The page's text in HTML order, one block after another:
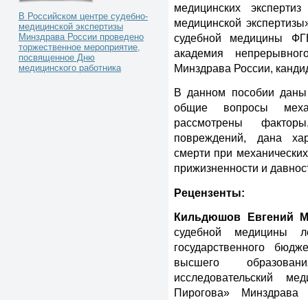
В Российском центре судебно-
медицинской экспертизы
Минздрава России проведено
торжественное мероприятие,
посвященное Дню
медицинского работника
медицинских
медицинской
судебной медицины
академия
Минздрава России,
В данном пособии
общие вопросы
рассмотрены
повреждений, дана
смерти при
прижизненности и
Рецензенты:
Кильдюшов Евгений
судебной медицины
государственного
высшего
исследовательский
Пирогова» Минздрава